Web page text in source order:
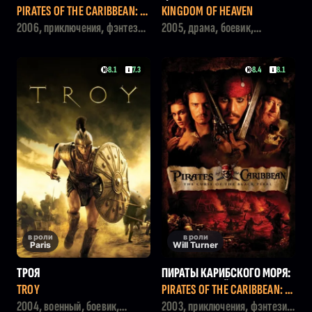
СУНДУК МЕРТВЕЦА
PIRATES OF THE CARIBBEAN: D
EAD MAN'S CHEST
2006, приключения, фэнтези,
KINGDOM OF HEAVEN
2005, драма, боевик,
8.1 7.3
в роли
Paris
ТРОЯ
TROY
2004, военный, боевик,
8.4 8.1
в роли
Will Turner
ПИРАТЫ КАРИБСКОГО МОРЯ:
ПРОКЛЯТИЕ ЧЁРНОЙ ЖЕМЧУ
ЖИНЫ
PIRATES OF THE CARIBBEAN: T
HE CURSE OF THE BLACK PEAR
2003, приключения, фэнтези,